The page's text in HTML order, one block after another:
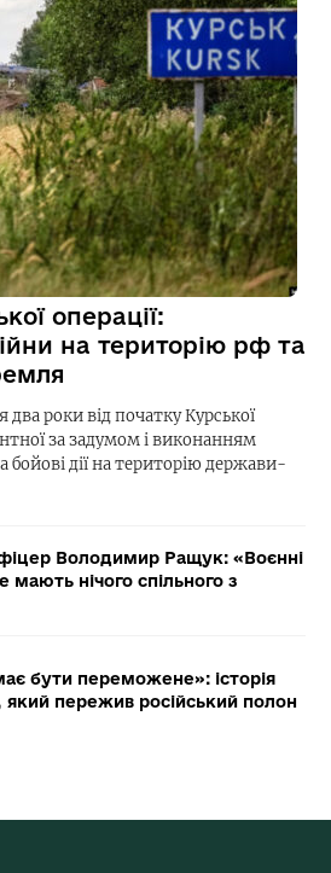
операції:
на територію рф та
роки від початку Курської
за задумом і виконанням
бойові дії на територію держави-
Володимир Ращук: «Воєнні
мають нічого спільного з
бути переможене»: історія
який пережив російський полон